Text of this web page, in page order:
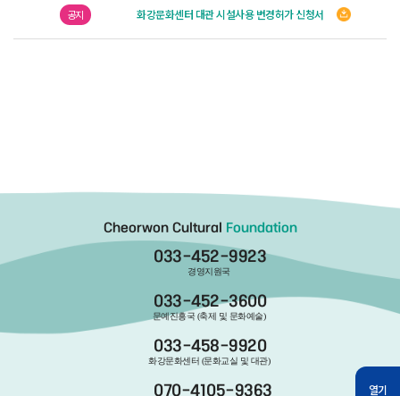
공지 화강문화센터 대관 시설사용 변경허가 신청서
열기
Cheorwon Cultural Foundation
033-452-9923
경영지원국
033-452-3600
문예진흥국 (축제 및 문화예술)
033-458-9920
화강문화센터 (문화교실 및 대관)
070-4105-9363